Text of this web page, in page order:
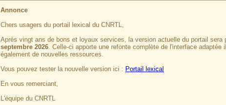
Annonce
Chers usagers du portail lexical du CNRTL,
Après vingt ans de bons et loyaux services, la version actuelle du portail sera
septembre 2026. Celle-ci apporte une refonte complète de l'interface
également de nouvelles ressources.
Vous pouvez tester la nouvelle version ici : Portail lexical
En vous remerciant,
L'équipe du CNRTL